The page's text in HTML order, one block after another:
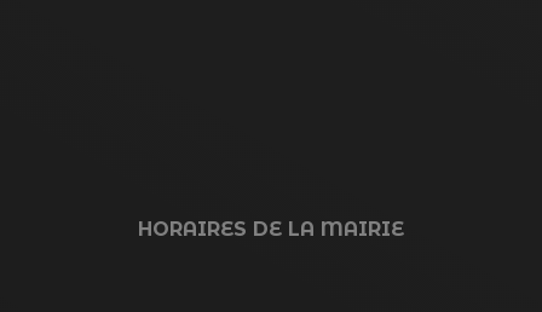
HORAIRES DE LA MAIRIE